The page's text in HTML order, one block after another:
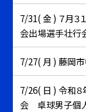
7/31( 金 ) ７月３
会出場選手壮行
7/27( 月 ) 藤岡
7/26( 日 ) 令和
会 卓球男子個